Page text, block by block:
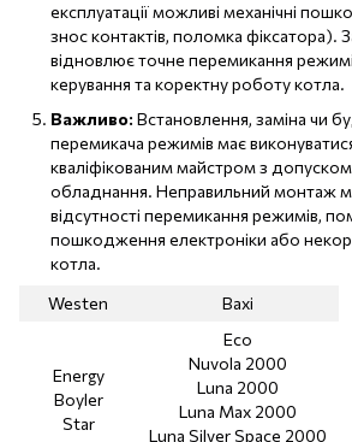
експлуатації можливі механічні
знос контактів, поломка фіксатора).
відновлює точне перемикання
керування та коректну роботу котла.
Важливо: Встановлення, заміна чи
перемикача режимів має
кваліфікованим майстром з
обладнання. Неправильний монтаж
відсутності перемикання режимів,
пошкодження електроніки або
котла.
Westen
Baxi
Energy
Boyler
Star
Eco
Nuvola 2000
Luna 2000
Luna Max 2000
Luna Silver Space 2000